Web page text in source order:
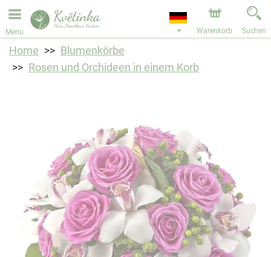
Bestellungen über unseren Onlineshop nehmen wir gerne
entgegen. Der frühestmögliche Liefertermin ist ab dem
11.08.2026 aufgrund von Betriebsurlaub.
Menu Warenkorb Suchen
Home
Blumenkörbe
Rosen und Orchideen in einem Korb